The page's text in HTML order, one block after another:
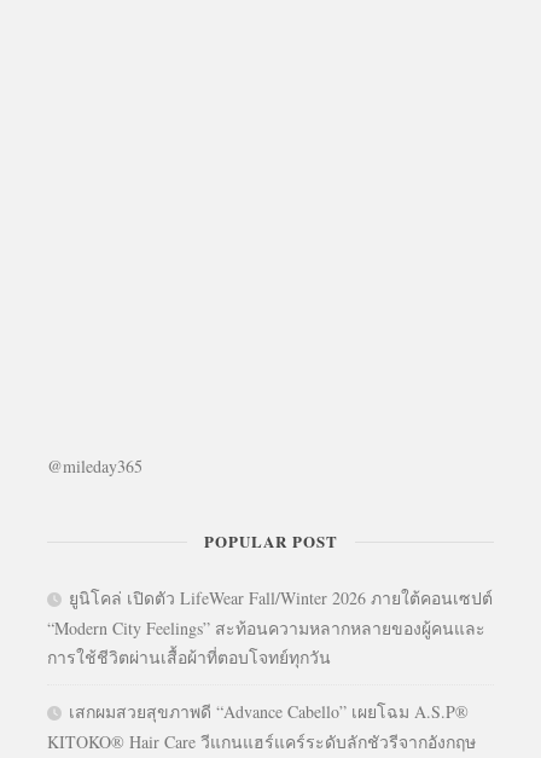
@mileday365
POPULAR POST
ยูนิโคล่ เปิดตัว LifeWear Fall/Winter 2026 ภายใต้คอนเซปต์
“Modern City Feelings” สะท้อนความหลากหลายของผู้คนและ
การใช้ชีวิตผ่านเสื้อผ้าที่ตอบโจทย์ทุกวัน
เสกผมสวยสุขภาพดี “Advance Cabello” เผยโฉม A.S.P®
KITOKO® Hair Care วีแกนแฮร์แคร์ระดับลักชัวรีจากอังกฤษ